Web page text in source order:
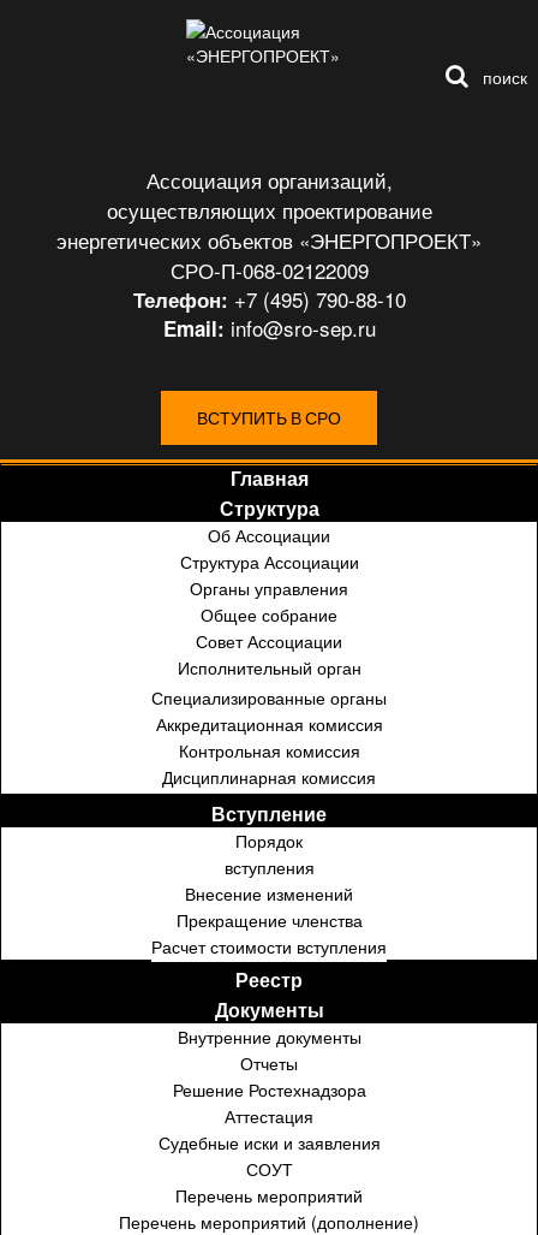
Ассоциация организаций,
осуществляющих проектирование
энергетических объектов «ЭНЕРГОПРОЕКТ»
СРО-П-068-02122009
Телефон: +7 (495) 790-88-10
Email: info@sro-sep.ru
ВСТУПИТЬ В СРО
поиск
Главная
Структура
Об Ассоциации
Структура Ассоциации
Органы управления
Общее собрание
Совет Ассоциации
Исполнительный орган
Специализированные органы
Аккредитационная комиссия
Контрольная комиссия
Дисциплинарная комиссия
Вступление
Порядок
вступления
Внесение изменений
Прекращение членства
Расчет стоимости вступления
Реестр
Документы
Внутренние документы
Отчеты
Решение Ростехнадзора
Аттестация
Судебные иски и заявления
СОУТ
Перечень мероприятий
Перечень мероприятий (дополнение)